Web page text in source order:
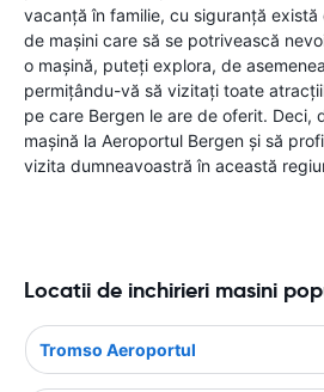
vacanță în familie, cu siguranță
de mașini care să se potrivească
o mașină, puteți explora, de
permițându-vă să vizitați toate
pe care Bergen le are de oferit. Deci,
mașină la Aeroportul Bergen și să
vizita dumneavoastră în această
Locatii de inchirieri masini
Tromso Aeroportul